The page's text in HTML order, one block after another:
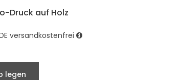
Druck auf Holz
versandkostenfrei
legen